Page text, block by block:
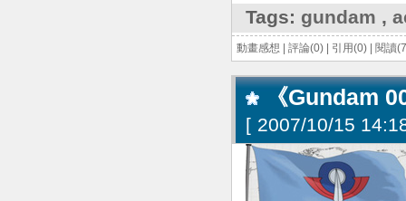
Tags: gundam ,
動畫感想 評論(0) 引用(0) 閱讀
《Gundam
[ 2007/10/15